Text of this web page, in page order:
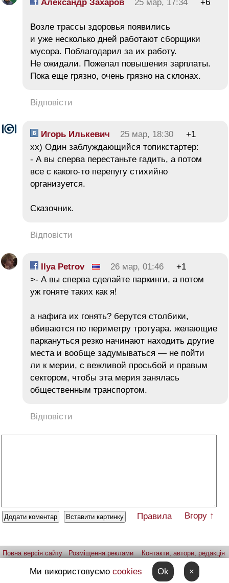
Александр Захаров 25 мар, 17:34 +6
Возле трассы здоровья появились
и уже несколько дней работают сборщики
мусора. Поблагодарил за их работу.
Не ожидали. Пожелал повышения зарплаты.
Пока еще грязно, очень грязно на склонах.
Відповісти
Игорь Илькевич 25 мар, 18:30
+1
xx) Один заблуждающийся топикстартер:
- А вы сперва перестаньте гадить, а потом
все с какого-то перепугу стихийно
организуется.
Сказочник.
Відповісти
Ilya Petrov 26 мар, 01:46
+1
>- А вы сперва сделайте паркинги, а потом
уж гоняте таких как я!
а нафига их гонять? берутся столбики,
вбиваются по периметру тротуара. желающие
паркануться резко начинают находить другие
места и вообще задумываться — не пойти
ли к мерии, с вежливой просьбой и правым
сектором, чтобы эта мерия занялась
общественным транспортом.
Відповісти
Правила Вгору ↑
Повна версія сайту Розміщення реклами
Контакти, автори, редакція
Android
Надіслати фото через telegram
Patreon
Ми використовуємо cookies Ok ×